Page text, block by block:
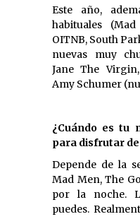
Este año,
habituales
OITNB, South
nuevas muy
Jane The
Amy Schumer
¿Cuándo es tu
para disfrutar de
Depende de la
Mad Men, The
por la noche.
puedes.